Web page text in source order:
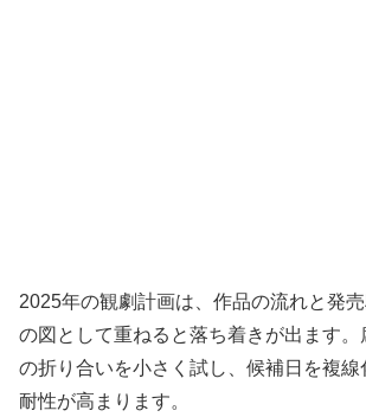
2025年の観劇計画は、作品の流れと発
の図として重ねると落ち着きが出ます。
の折り合いを小さく試し、候補日を複
耐性が高まります。